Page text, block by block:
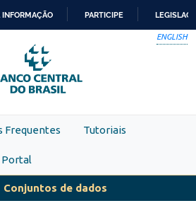
PARA
O
CONTEÚDO
INFORMAÇÃO PARTICIPE
ENGLISH
Frequentes Tutoriais
Portal
Conjuntos de dados